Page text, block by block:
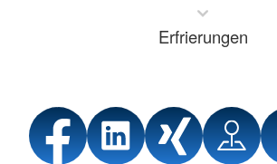
Erfrierungen